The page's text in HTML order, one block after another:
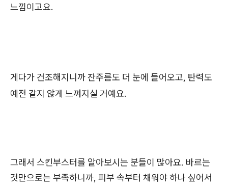
느낌이고요.
게다가 건조해지니까 잔주름도 더 눈에 들어오고, 탄력도
예전 같지 않게 느껴지실 거예요.
그래서 스킨부스터를 알아보시는 분들이 많아요. 바르는
것만으로는 부족하니까, 피부 속부터 채워야 하나 싶어서